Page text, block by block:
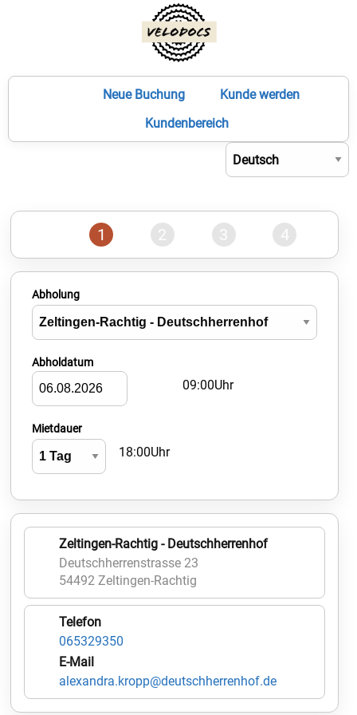
Neue Buchung
Kunde werden
Kundenbereich
1 2 3 4
Abholung
Abholdatum
09:00Uhr
Mietdauer
18:00Uhr
Zeltingen-Rachtig - Deutschherrenhof
Deutschherrenstrasse 23
54492 Zeltingen-Rachtig
Telefon
065329350
E-Mail
alexandra.kropp@deutschherrenhof.de